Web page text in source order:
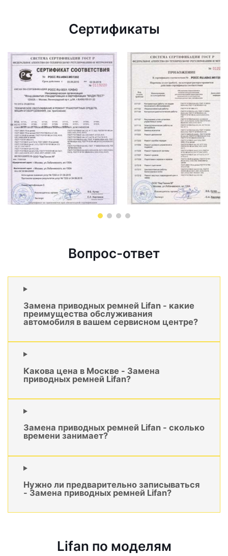
Сертификаты
Вопрос-ответ
Замена приводных ремней Lifan - какие
преимущества обслуживания
автомобиля в вашем сервисном центре?
Какова цена в Москве - Замена
приводных ремней Lifan?
Замена приводных ремней Lifan - сколько
времени занимает?
Нужно ли предварительно записываться
- Замена приводных ремней Lifan?
Lifan по моделям